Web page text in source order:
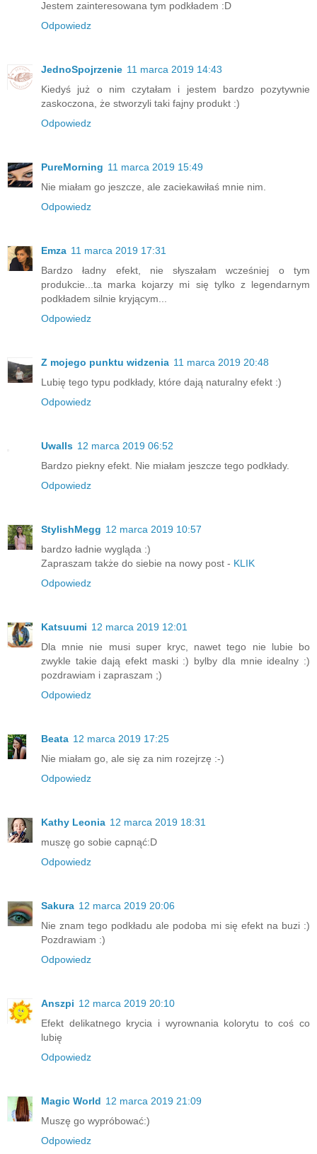
Jestem zainteresowana tym podkładem :D
Odpowiedz
JednoSpojrzenie 11 marca 2019 14:43
Kiedyś już o nim czytałam i jestem bardzo pozytywnie
zaskoczona, że stworzyli taki fajny produkt :)
Odpowiedz
PureMorning 11 marca 2019 15:49
Nie miałam go jeszcze, ale zaciekawiłaś mnie nim.
Odpowiedz
Emza 11 marca 2019 17:31
Bardzo ładny efekt, nie słyszałam wcześniej o tym
produkcie...ta marka kojarzy mi się tylko z legendarnym
podkładem silnie kryjącym...
Odpowiedz
Z mojego punktu widzenia 11 marca 2019 20:48
Lubię tego typu podkłady, które dają naturalny efekt :)
Odpowiedz
Uwalls 12 marca 2019 06:52
Bardzo piekny efekt. Nie miałam jeszcze tego podkłady.
Odpowiedz
StylishMegg 12 marca 2019 10:57
bardzo ładnie wygląda :)
Zapraszam także do siebie na nowy post - KLIK
Odpowiedz
Katsuumi 12 marca 2019 12:01
Dla mnie nie musi super kryc, nawet tego nie lubie bo
zwykle takie dają efekt maski :) bylby dla mnie idealny :)
pozdrawiam i zapraszam ;)
Odpowiedz
Beata 12 marca 2019 17:25
Nie miałam go, ale się za nim rozejrzę :-)
Odpowiedz
Kathy Leonia 12 marca 2019 18:31
muszę go sobie capnąć:D
Odpowiedz
Sakura 12 marca 2019 20:06
Nie znam tego podkładu ale podoba mi się efekt na buzi :)
Pozdrawiam :)
Odpowiedz
Anszpi 12 marca 2019 20:10
Efekt delikatnego krycia i wyrownania kolorytu to coś co
lubię
Odpowiedz
Magic World 12 marca 2019 21:09
Muszę go wypróbować:)
Odpowiedz